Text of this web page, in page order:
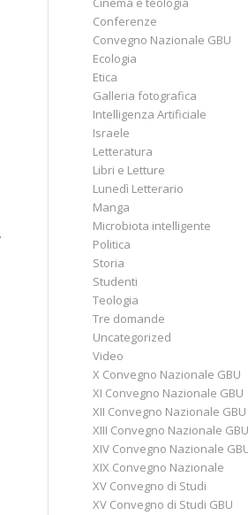
Conferenze
Convegno Nazionale GBU
Ecologia
Etica
Galleria fotografica
Intelligenza Artificiale
Israele
Letteratura
Libri e Letture
Lunedì Letterario
Manga
Microbiota intelligente
Politica
Storia
Studenti
Teologia
Tre domande
Uncategorized
Video
X Convegno Nazionale GBU
XI Convegno Nazionale GBU
XII Convegno Nazionale GBU
XIII Convegno Nazionale GBU
XIV Convegno Nazionale
XIX Convegno Nazionale
XV Convegno di Studi
XV Convegno di Studi GBU